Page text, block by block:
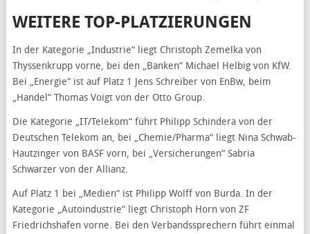
WEITERE TOP-PLATZIERUNGEN
In der Kategorie „Industrie“ liegt Christoph Zemelka von
Thyssenkrupp vorne, bei den „Banken“ Michael Helbig von KfW.
Bei „Energie“ ist auf Platz 1 Jens Schreiber von EnBw, beim
„Handel“ Thomas Voigt von der Otto Group.
Die Kategorie „IT/Telekom“ führt Philipp Schindera von der
Deutschen Telekom an, bei „Chemie/Pharma“ liegt Nina Schwab-
Hautzinger von BASF vorn, bei „Versicherungen“ Sabria
Schwarzer von der Allianz.
Auf Platz 1 bei „Medien“ ist Philipp Wolff von Burda. In der
Kategorie „Autoindustrie“ liegt Christoph Horn von ZF
Friedrichshafen vorne. Bei den Verbandssprechern führt einmal